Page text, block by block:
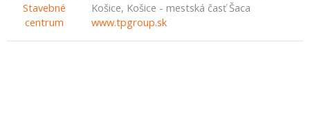
Košice, Košice - mestská časť Šaca
www.tpgroup.sk